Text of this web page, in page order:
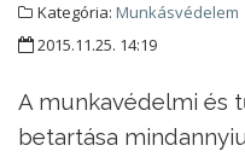
Kategória: Munkásvédelem
2015.11.25. 14:19
A munkavédelmi és
betartása